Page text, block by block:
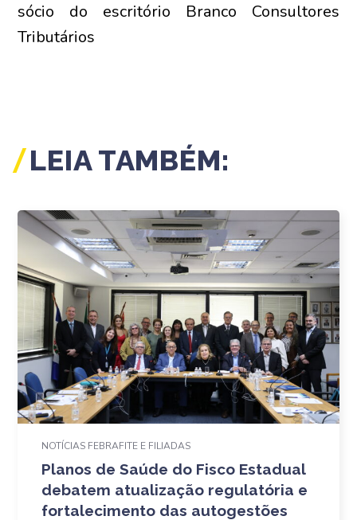
sócio do escritório Branco Consultores
Tributários
LEIA TAMBÉM:
NOTÍCIAS FEBRAFITE E FILIADAS
Planos de Saúde do Fisco Estadual
debatem atualização regulatória e
fortalecimento das autogestões